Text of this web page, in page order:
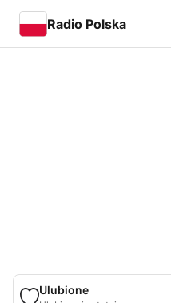
Radio Polska
Ulubione